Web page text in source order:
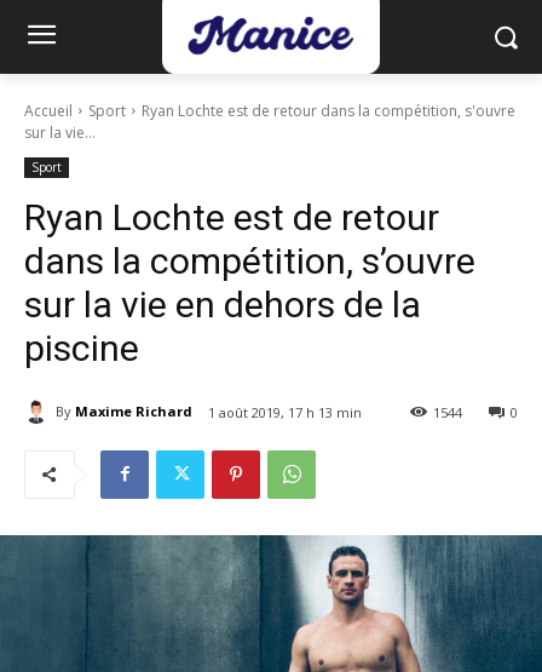
Accueil Sport
Ryan Lochte est de retour dans la compétition, s'ouvre
sur la vie...
Sport
Ryan Lochte est de retour
dans la compétition, s’ouvre
sur la vie en dehors de la
piscine
By Maxime Richard 1 août 2019, 17 h 13 min 0
1544